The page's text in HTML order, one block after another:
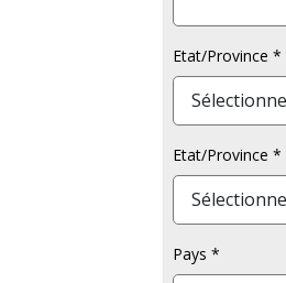
Etat/Province
Etat/Province
Pays